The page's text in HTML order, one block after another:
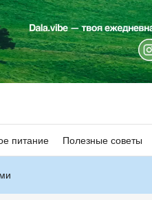
питание Полезные советы